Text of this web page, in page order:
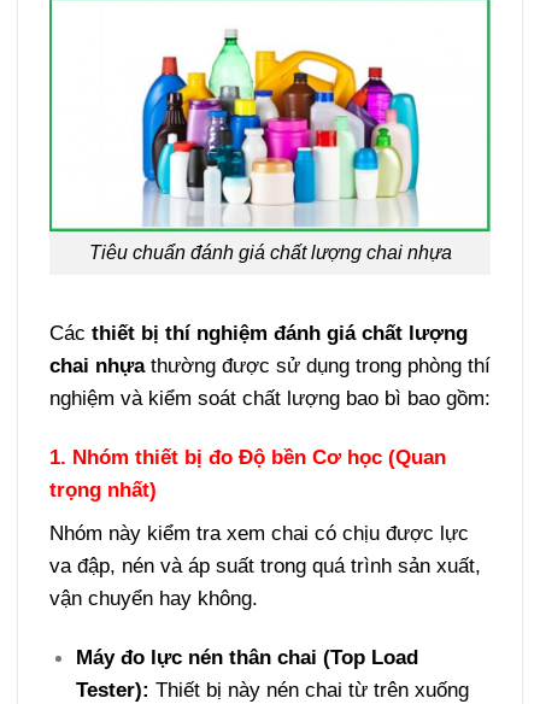
Tiêu chuẩn đánh giá chất lượng chai nhựa
Các thiết bị thí nghiệm đánh giá chất lượng
chai nhựathường được sử dụng trong phòng thí
nghiệm và kiểm soát chất lượng bao bì bao gồm:
1. Nhóm thiết bị đo Độ bền Cơ học (Quan
trọng nhất)
Nhóm này kiểm tra xem chai có chịu được lực
va đập, nén và áp suất trong quá trình sản xuất,
vận chuyển hay không.
Máy đo lực nén thân chai (Top Load
Tester): Thiết bị này nén chai từ trên xuống